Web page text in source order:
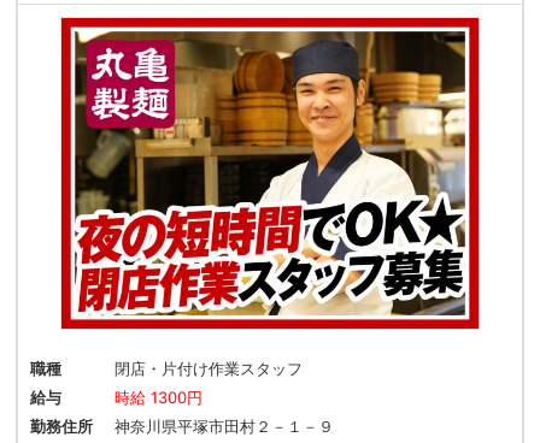
職種
閉店・片付け作業スタッフ
給与
時給 1300円
勤務住所
神奈川県平塚市田村２－１－９